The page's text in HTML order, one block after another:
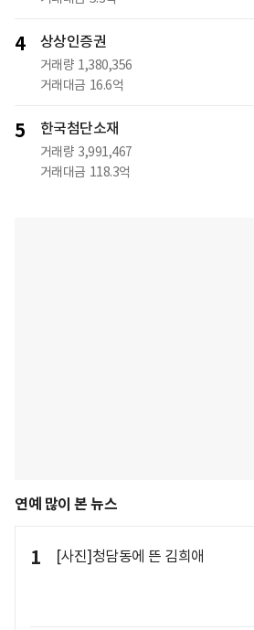
4 상상인증권
거래량 1,380,356
거래대금 16.6억
5 한국첨단소재
거래량 3,991,467
거래대금 118.3억
연예 많이 본 뉴스
1 [사진]청담동에 뜬 김희애